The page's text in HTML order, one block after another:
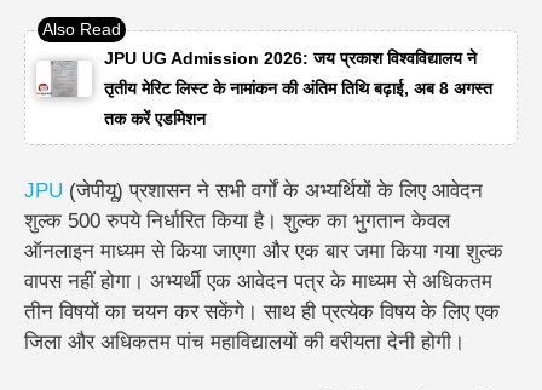
JPU UG Admission 2026: जय प्रकाश विश्वविद्यालय ने
तृतीय मेरिट लिस्ट के नामांकन की अंतिम तिथि बढ़ाई, अब 8 अगस्त
तक करें एडमिशन
JPU (जेपीयू) प्रशासन ने सभी वर्गों के अभ्यर्थियों के लिए आवेदन
शुल्क 500 रुपये निर्धारित किया है। शुल्क का भुगतान केवल
ऑनलाइन माध्यम से किया जाएगा और एक बार जमा किया गया शुल्क
वापस नहीं होगा। अभ्यर्थी एक आवेदन पत्र के माध्यम से अधिकतम
तीन विषयों का चयन कर सकेंगे। साथ ही प्रत्येक विषय के लिए एक
जिला और अधिकतम पांच महाविद्यालयों की वरीयता देनी होगी।